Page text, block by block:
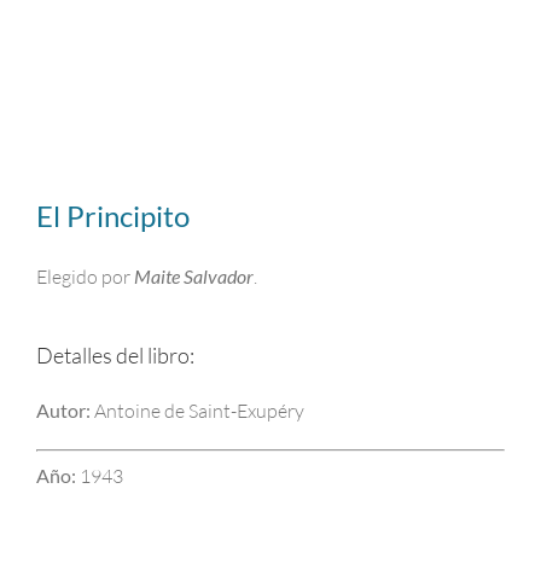
El Principito
Elegido por Maite Salvador.
Detalles del libro:
Autor: Antoine de Saint-Exupéry
Año: 1943